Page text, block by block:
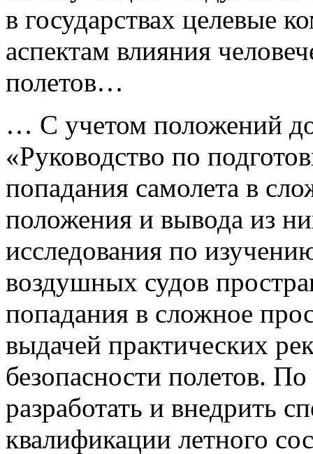
в государствах целевые
аспектам влияния
полетов…
… С учетом положений
«Руководство по
попадания самолета в
положения и вывода из
исследования по
воздушных судов
попадания в сложное
выдачей практических
безопасности полетов.
разработать и внедрить
квалификации летного